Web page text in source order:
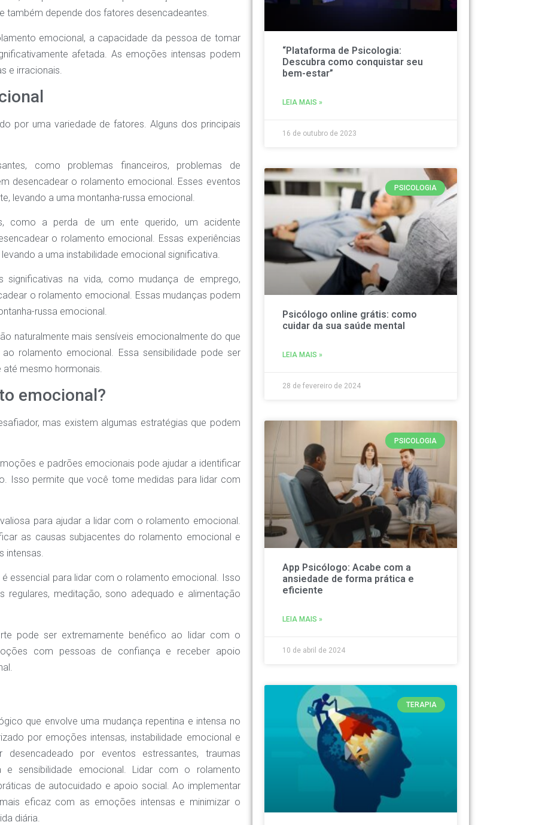
também depende dos fatores desencadeantes.
emocional, a capacidade da pessoa de tomar
afetada. As emoções intensas podem
e irracionais.
por uma variedade de fatores. Alguns dos principais
como problemas financeiros, problemas de
desencadear o rolamento emocional. Esses eventos
levando a uma montanha-russa emocional.
como a perda de um ente querido, um acidente
o rolamento emocional. Essas experiências
a uma instabilidade emocional significativa.
significativas na vida, como mudança de emprego,
o rolamento emocional. Essas mudanças podem
russa emocional.
naturalmente mais sensíveis emocionalmente do que
rolamento emocional. Essa sensibilidade pode ser
mesmo hormonais.
emocional?
mas existem algumas estratégias que podem
e padrões emocionais pode ajudar a identificar
Isso permite que você tome medidas para lidar com
para ajudar a lidar com o rolamento emocional.
as causas subjacentes do rolamento emocional e
intensas.
essencial para lidar com o rolamento emocional. Isso
meditação, sono adequado e alimentação
pode ser extremamente benéfico ao lidar com o
com pessoas de confiança e receber apoio
que envolve uma mudança repentina e intensa no
por emoções intensas, instabilidade emocional e
por eventos estressantes, traumas
e sensibilidade emocional. Lidar com o rolamento
de autocuidado e apoio social. Ao implementar
eficaz com as emoções intensas e minimizar o
diária.
“Plataforma de Psicologia:
Descubra como conquistar seu
bem-estar”
LEIA MAIS »
16 de outubro de 2023
PSICOLOGIA
Psicólogo online grátis: como
cuidar da sua saúde mental
LEIA MAIS »
28 de fevereiro de 2024
PSICOLOGIA
App Psicólogo: Acabe com a
ansiedade de forma prática e
eficiente
LEIA MAIS »
10 de abril de 2024
TERAPIA